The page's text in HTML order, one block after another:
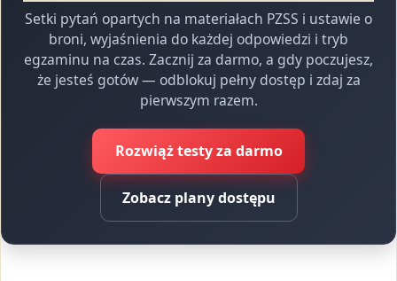
Setki pytań opartych na materiałach PZSS i ustawie o
broni, wyjaśnienia do każdej odpowiedzi i tryb
egzaminu na czas. Zacznij za darmo, a gdy poczujesz,
że jesteś gotów — odblokuj pełny dostęp i zdaj za
pierwszym razem.
Rozwiąż testy za darmo
Zobacz plany dostępu